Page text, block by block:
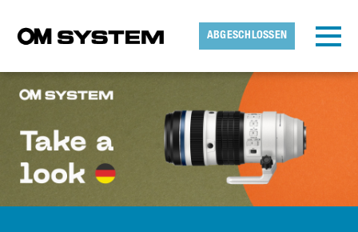
ABGESCHLOSSEN
OMDS